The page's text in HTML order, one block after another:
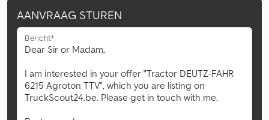
AANVRAAG STUREN
Bericht*